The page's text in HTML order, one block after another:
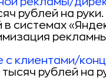
рублей на
системах
с клиентами/
рублей на